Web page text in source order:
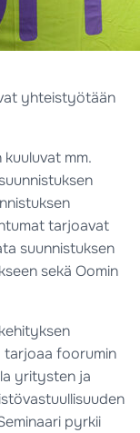
yhteistyötään
mm.
tarjoavat
suunnistuksen
sekä Oomin
tarjoaa foorumin
yritysten ja
pyrkii